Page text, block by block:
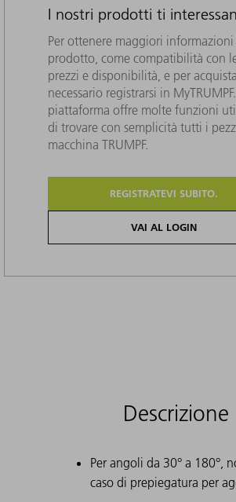
I nostri prodotti ti
Per ottenere maggiori informazioni
prodotto, come compatibilità con
prezzi e disponibilità, e per
necessario registrarsi in
piattaforma offre molte funzioni
di trovare con semplicità tutti i
macchina TRUMPF.
REGISTRATEVI SUBITO.
VAI AL LOGIN
Descrizione
Per angoli da 30° a 180°,
caso di prepiegatura per